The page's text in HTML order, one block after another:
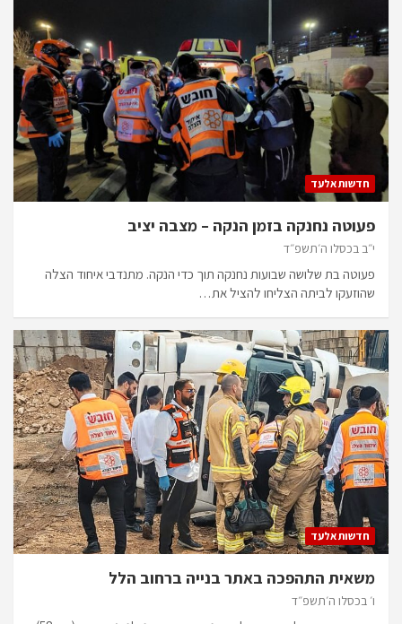
חדשות אלעד
פעוטה נחנקה בזמן הנקה – מצבה יציב
י״ב בכסלו ה׳תשפ״ד
פעוטה בת שלושה שבועות נחנקה תוך כדי הנקה. מתנדבי איחוד הצלה
שהוזעקו לביתה הצליחו להציל את…
חדשות אלעד
משאית התהפכה באתר בנייה ברחוב הלל
ו׳ בכסלו ה׳תשפ״ד